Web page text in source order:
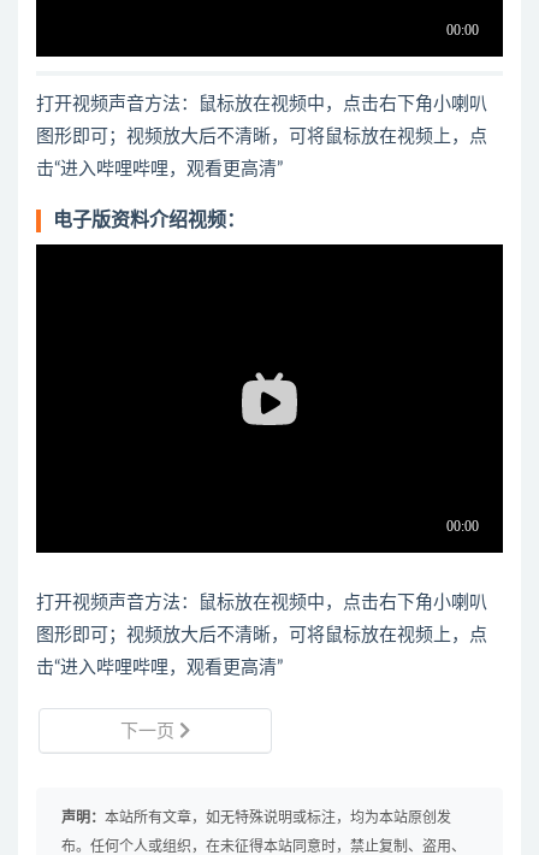
打开视频声音方法：鼠标放在视频中，点击右下角小喇叭
图形即可；视频放大后不清晰，可将鼠标放在视频上，点
击“进入哔哩哔哩，观看更高清”
电子版资料介绍视频：
打开视频声音方法：鼠标放在视频中，点击右下角小喇叭
图形即可；视频放大后不清晰，可将鼠标放在视频上，点
击“进入哔哩哔哩，观看更高清”
下一页
声明： 本站所有文章，如无特殊说明或标注，均为本站原创发
布。任何个人或组织，在未征得本站同意时，禁止复制、盗用、